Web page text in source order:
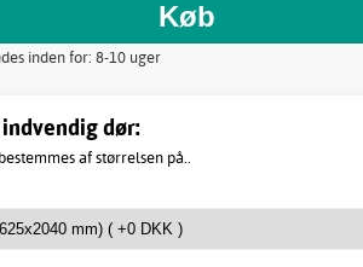
inden for: 8-10 uger
dør:
af størrelsen på..